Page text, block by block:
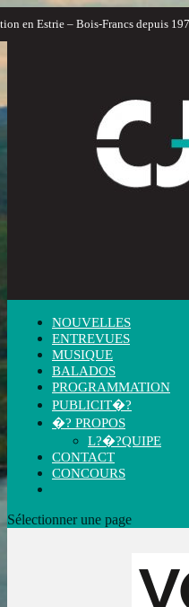
en Estrie – Bois-Francs depuis 1972
NOUVELLES
ENTREVUES
MUSIQUE
BALADOS
PROGRAMMATION
PUBLICIT�?
�? PROPOS
L?�?QUIPE
CONTACT
CONCOURS
Sélectionner une page